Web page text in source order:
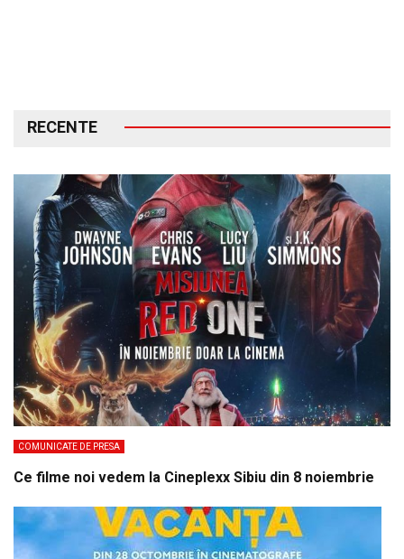
RECENTE
COMUNICATE DE PRESA
Ce filme noi vedem la Cineplexx Sibiu din 8 noiembrie